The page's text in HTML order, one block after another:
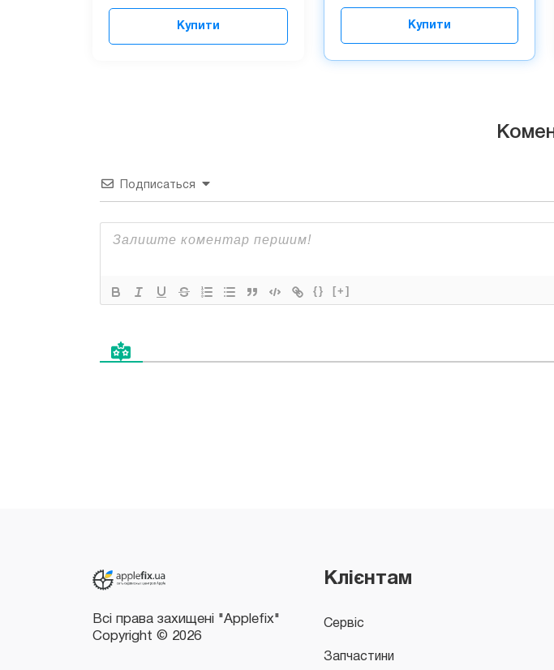
Купити Купити
Подписаться
{} [+]
Клієнтам
Сервіс
Запчастини